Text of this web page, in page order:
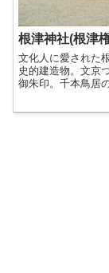
根津神社(根津
文化人に愛された
史的建造物。文京
御朱印。千本鳥居